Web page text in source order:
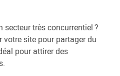
secteur très concurrentiel ?
site pour partager du
pour attirer des